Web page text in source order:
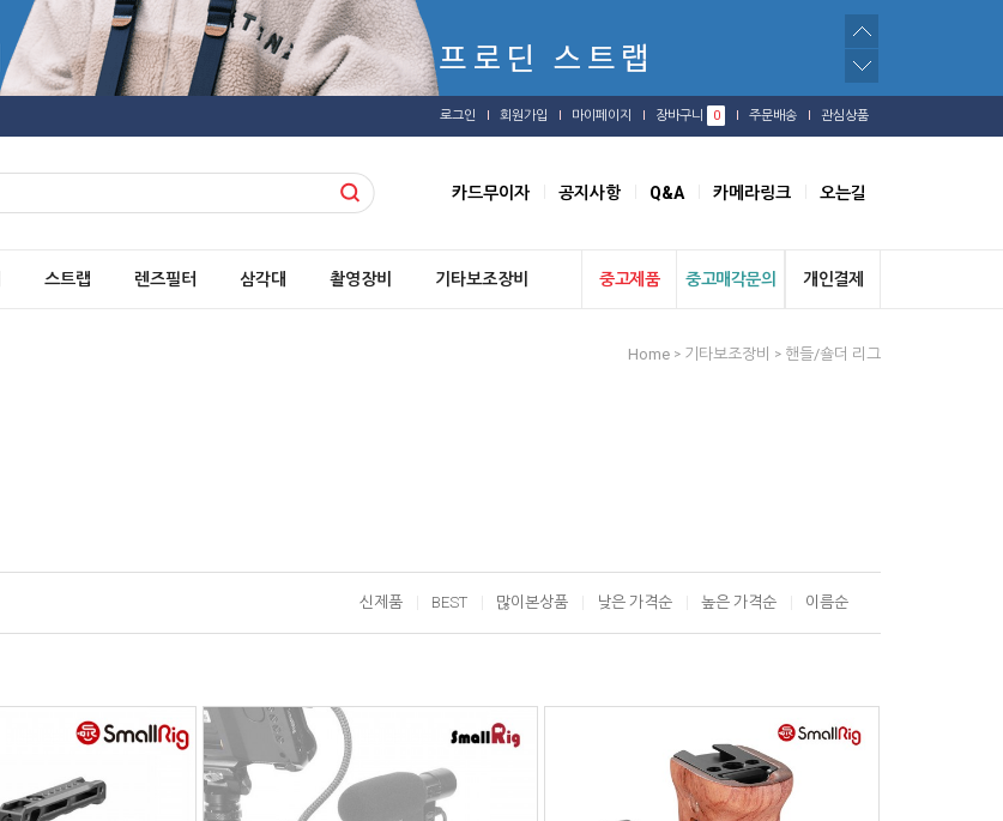
로그인 회원가입 마이페이지 장바구니 0 주문배송 관심상품
카드무이자 공지사항 Q&A 카메라링크 오는길
스트랩 렌즈필터 삼각대 촬영장비 기타보조장비 중고제품 중고매각문의 개인결제
Home > 기타보조장비 > 핸들/숄더 리그
신제품 BEST 많이본상품 낮은 가격순 높은 가격순 이름순